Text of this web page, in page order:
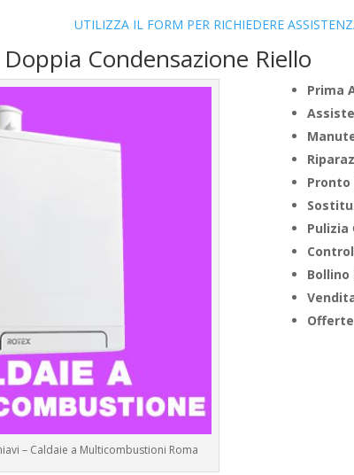
UTILIZZA IL FORM PER RICHIEDERE
Condensazione Riello
– Caldaie a Multicombustioni Roma
Prima
Pulizia
Bollino
Offerte